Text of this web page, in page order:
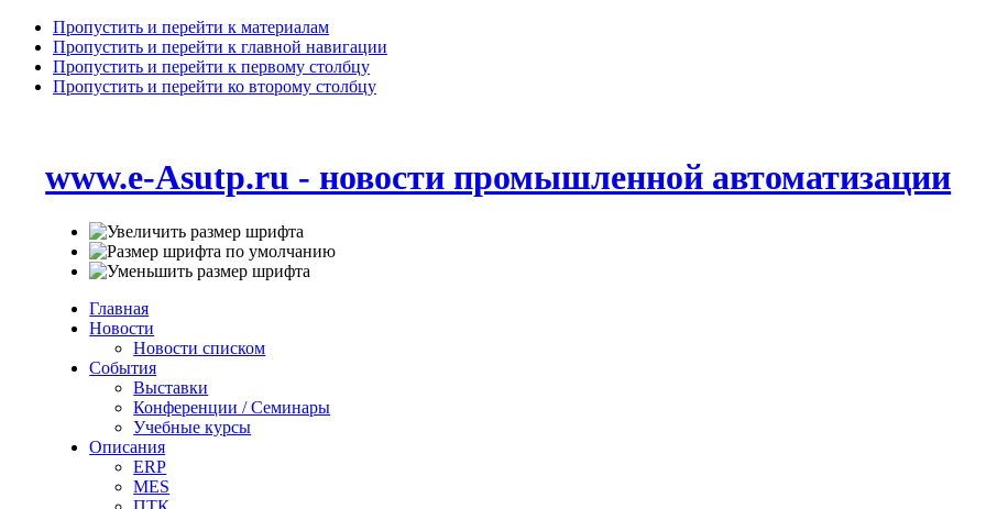
Пропустить и перейти к материалам
Пропустить и перейти к главной навигации
Пропустить и перейти к первому столбцу
Пропустить и перейти ко второму столбцу
www.e-Asutp.ru - новости промышленной автоматизации
Главная
Новости
Новости списком
События
Выставки
Конференции / Семинары
Учебные курсы
Описания
ERP
MES